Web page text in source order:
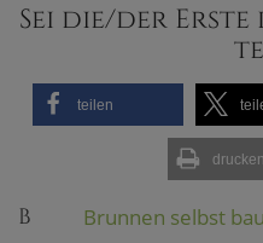
Sei die/der
teilen
drucken
B Brunnen selbst